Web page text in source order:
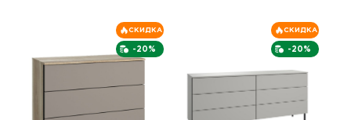
-20%
СКИДКА
-20%
СКИДКА